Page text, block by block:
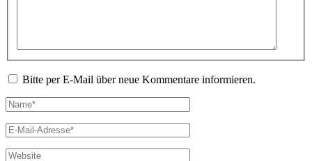
Bitte per E-Mail über neue Kommentare informieren.
Name*
E-
Mail-
Adresse*
Website